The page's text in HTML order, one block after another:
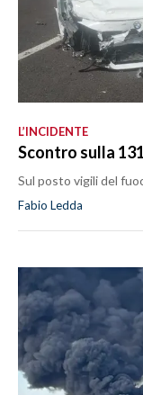
L’INCIDENTE
Scontro sulla
Sul posto vigili del
Fabio Ledda